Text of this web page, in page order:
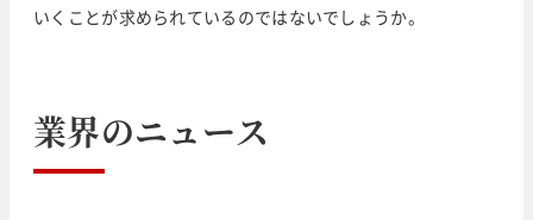
いくことが求められているのではないでしょうか。
業界のニュース